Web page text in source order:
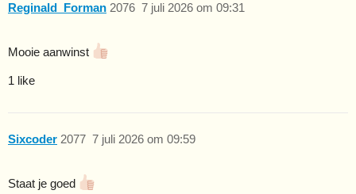
Reginald_Forman 7 juli 2026 om 09:31
2076
Mooie aanwinst
1 like
Sixcoder 7 juli 2026 om 09:59
2077
Staat je goed